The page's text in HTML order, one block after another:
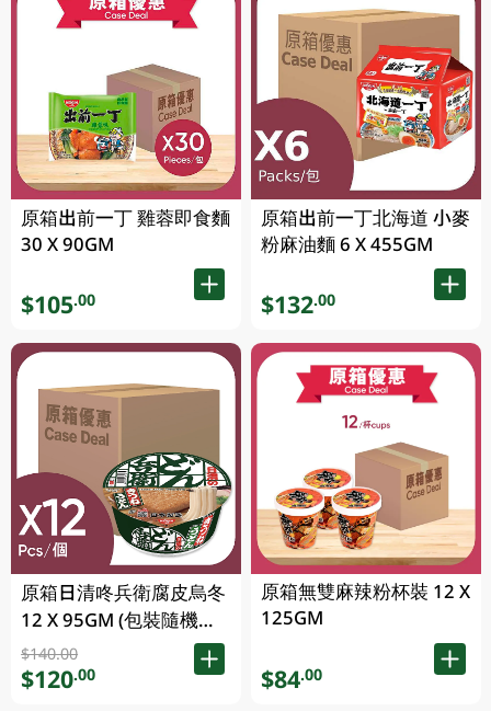
原箱出前一丁 雞蓉即食麵
30 X 90GM
$105.00
原箱日清咚兵衛腐皮烏冬
12 X 95GM (包裝隨機發
放) (有效期至2026年8月
9號)
$140.00
$120.00
原箱出前一丁北海道 小麥
粉麻油麵 6 X 455GM
$132.00
原箱無雙麻辣粉杯裝 12 X
125GM
$84.00